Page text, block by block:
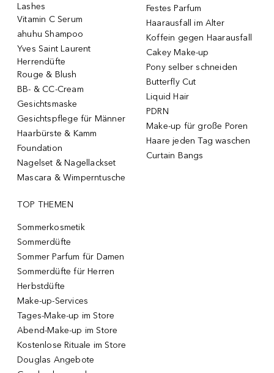
Lashes
Vitamin C Serum
ahuhu Shampoo
Yves Saint Laurent
Herrendüfte
Rouge & Blush
BB- & CC-Cream
Gesichtsmaske
Gesichtspflege für Männer
Haarbürste & Kamm
Foundation
Nagelset & Nagellackset
Mascara & Wimperntusche
Festes Parfum
Haarausfall im Alter
Koffein gegen Haarausfall
Cakey Make-up
Pony selber schneiden
Butterfly Cut
Liquid Hair
PDRN
Make-up für große Poren
Haare jeden Tag waschen
Curtain Bangs
TOP THEMEN
Sommerkosmetik
Sommerdüfte
Sommer Parfum für Damen
Sommerdüfte für Herren
Herbstdüfte
Make-up-Services
Tages-Make-up im Store
Abend-Make-up im Store
Kostenlose Rituale im Store
Douglas Angebote